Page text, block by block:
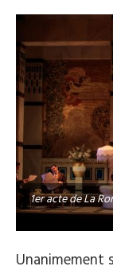
1er acte de La
Unanimement